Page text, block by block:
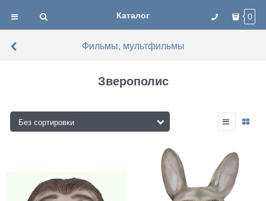
Каталог 0
Фильмы, мультфильмы
Зверополис